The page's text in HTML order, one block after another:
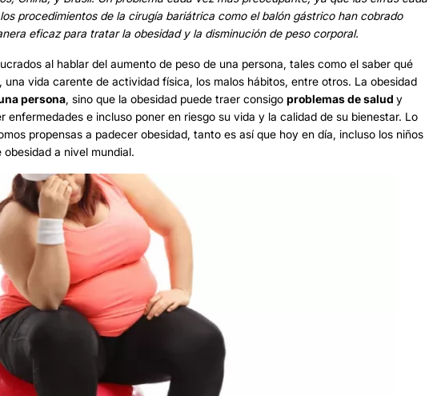
procedimientos de la cirugía bariátrica como el balón gástrico han cobrado
eficaz para tratar la obesidad y la disminución de peso corporal.
al hablar del aumento de peso de una persona, tales como el saber qué
vida carente de actividad física, los malos hábitos, entre otros. La obesidad
persona, sino que la obesidad puede traer consigo problemas de salud y
enfermedades e incluso poner en riesgo su vida y la calidad de su bienestar. Lo
propensas a padecer obesidad, tanto es así que hoy en día, incluso los niños
a nivel mundial.